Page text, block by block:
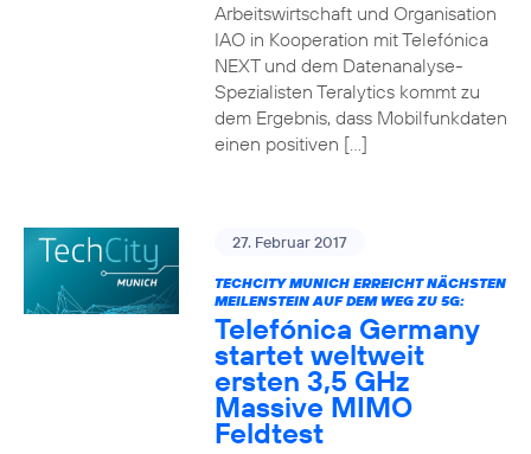
Arbeitswirtschaft und Organisation
IAO in Kooperation mit Telefónica
NEXT und dem Datenanalyse-
Spezialisten Teralytics kommt zu
dem Ergebnis, dass Mobilfunkdaten
einen positiven […]
27. Februar 2017
TECHCITY MUNICH ERREICHT NÄCHSTEN
MEILENSTEIN AUF DEM WEG ZU 5G:
Telefónica Germany
startet weltweit
ersten 3,5 GHz
Massive MIMO
Feldtest